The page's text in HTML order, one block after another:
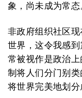
象，尚未成为常态
非政府组织社区
世界，这令我感
常被视作是政治
制将人们分门别
将世界完美地划分